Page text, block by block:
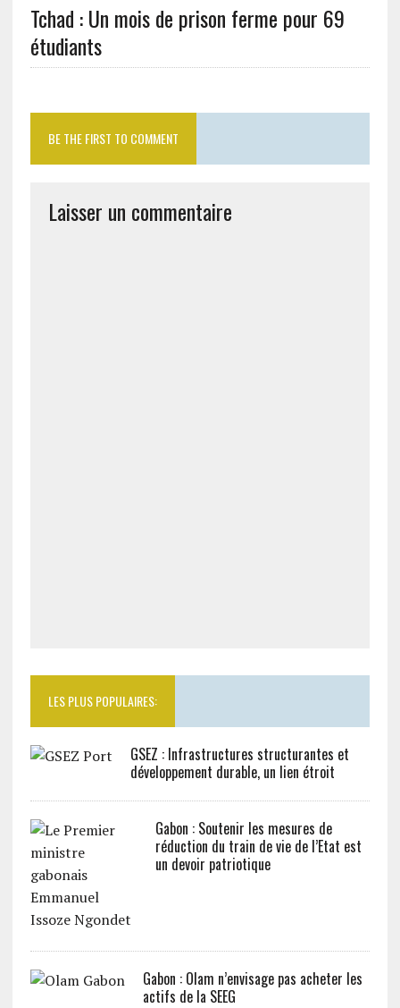
Tchad : Un mois de prison ferme pour 69
étudiants
BE THE FIRST TO COMMENT
Laisser un commentaire
LES PLUS POPULAIRES:
GSEZ : Infrastructures structurantes et
développement durable, un lien étroit
Gabon : Soutenir les mesures de
réduction du train de vie de l’Etat est
un devoir patriotique
Gabon : Olam n’envisage pas acheter les
actifs de la SEEG